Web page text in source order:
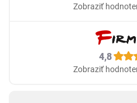
Zobraziť
4,8
Zobraziť